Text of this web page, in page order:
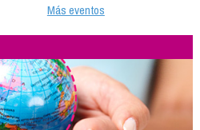
Más eventos